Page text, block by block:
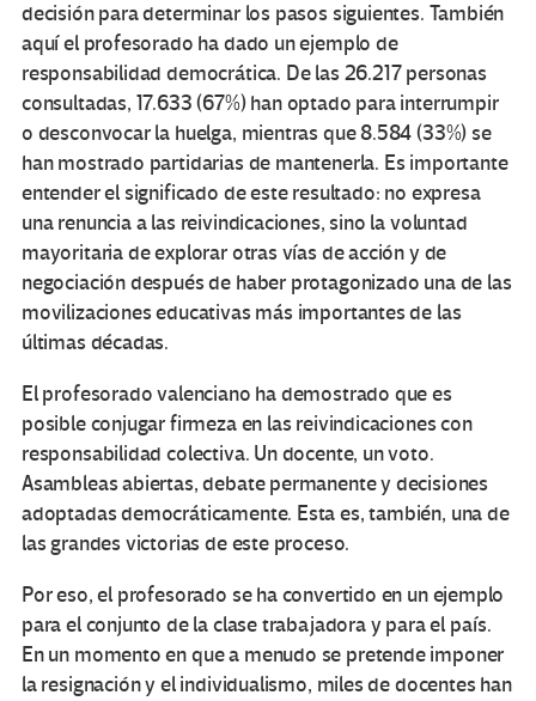
decisión para determinar los pasos siguientes. También
aquí el profesorado ha dado un ejemplo de
responsabilidad democrática. De las 26.217 personas
consultadas, 17.633 (67%) han optado para interrumpir
o desconvocar la huelga, mientras que 8.584 (33%) se
han mostrado partidarias de mantenerla. Es importante
entender el significado de este resultado: no expresa
una renuncia a las reivindicaciones, sino la voluntad
mayoritaria de explorar otras vías de acción y de
negociación después de haber protagonizado una de las
movilizaciones educativas más importantes de las
últimas décadas.
El profesorado valenciano ha demostrado que es
posible conjugar firmeza en las reivindicaciones con
responsabilidad colectiva. Un docente, un voto.
Asambleas abiertas, debate permanente y decisiones
adoptadas democráticamente. Esta es, también, una de
las grandes victorias de este proceso.
Por eso, el profesorado se ha convertido en un ejemplo
para el conjunto de la clase trabajadora y para el país.
En un momento en que a menudo se pretende imponer
la resignación y el individualismo, miles de docentes han